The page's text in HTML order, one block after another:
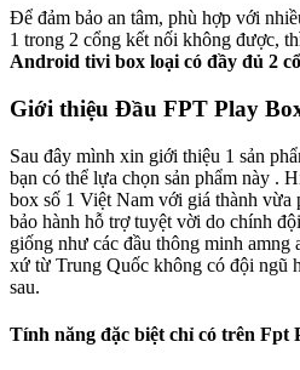
Để đảm bảo an tâm, phù hợp với
1 trong 2 cổng kết nối không được,
Android tivi box loại có đầy đủ 2
Giới thiệu Đầu FPT Play
Sau đây mình xin giới thiệu 1 sản
bạn có thể lựa chọn sản phẩm này .
box số 1 Việt Nam với giá thành vừa
bảo hành hỗ trợ tuyệt vời do chính
giống như các đầu thông minh amng
xứ từ Trung Quốc không có đội ngũ
sau.
Tính năng đặc biệt chỉ có trên Fpt